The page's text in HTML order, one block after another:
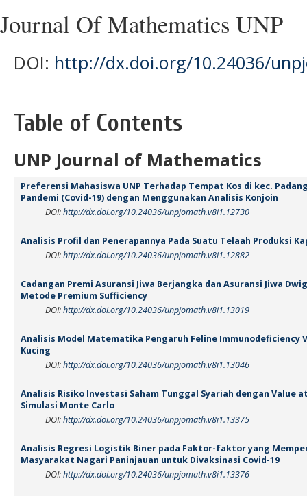
Journal Of Mathematics UNP
DOI: http://dx.doi.org/10.24036/
Table of Contents
UNP Journal of Mathematics
Preferensi Mahasiswa UNP Terhadap Tempat Kos di kec.
Pandemi (Covid-19) dengan Menggunakan Analisis Konjoin
DOI:http://dx.doi.org/10.24036/unpjomath.v8i1.12730
Analisis Profil dan Penerapannya Pada Suatu Telaah Produksi
DOI:http://dx.doi.org/10.24036/unpjomath.v8i1.12882
Cadangan Premi Asuransi Jiwa Berjangka dan Asuransi Jiwa
Metode Premium Sufficiency
DOI:http://dx.doi.org/10.24036/unpjomath.v8i1.13019
Analisis Model Matematika Pengaruh Feline Immunodeficiency
Kucing
DOI:http://dx.doi.org/10.24036/unpjomath.v8i1.13046
Analisis Risiko Investasi Saham Tunggal Syariah dengan Value
Simulasi Monte Carlo
DOI:http://dx.doi.org/10.24036/unpjomath.v8i1.13375
Analisis Regresi Logistik Biner pada Faktor-faktor yang
Masyarakat Nagari Paninjauan untuk Divaksinasi Covid-19
DOI:http://dx.doi.org/10.24036/unpjomath.v8i1.13376